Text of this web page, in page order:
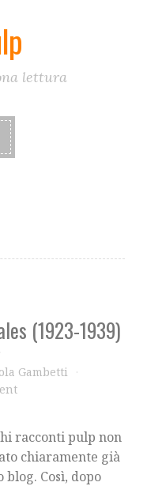
lettura
(1923-1939)
Gambetti
racconti pulp non
chiaramente già
Così, dopo